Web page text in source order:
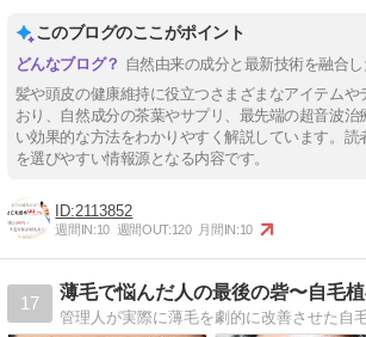
このブログのここがポイント
自然由来の成分と最新技術を融合
髪や頭皮の健康維持に役立つさまざまなアイテムや
おり、自然成分の茶葉やサプリ、最先端の超音波治
い効果的な方法をわかりやすく解説しています。読
を選びやすい情報源となる内容です。
2113852
週間IN:10 週間OUT:120 月間IN:10
17
薄毛で悩んだ人の最後の砦〜自毛